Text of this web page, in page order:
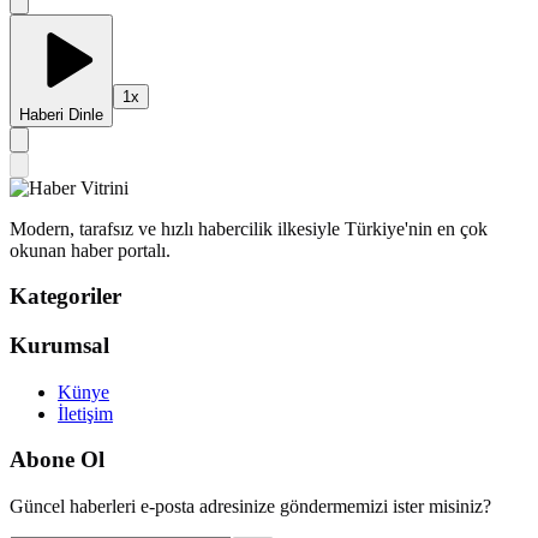
Haberi Dinle
1x
Modern, tarafsız ve hızlı habercilik ilkesiyle Türkiye'nin en çok
okunan haber portalı.
Kategoriler
Kurumsal
Künye
İletişim
Abone Ol
Güncel haberleri e-posta adresinize göndermemizi ister misiniz?